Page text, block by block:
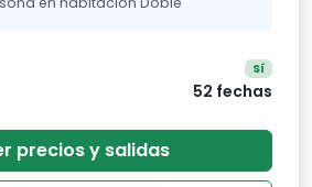
Sí
52 fechas
precios y salidas